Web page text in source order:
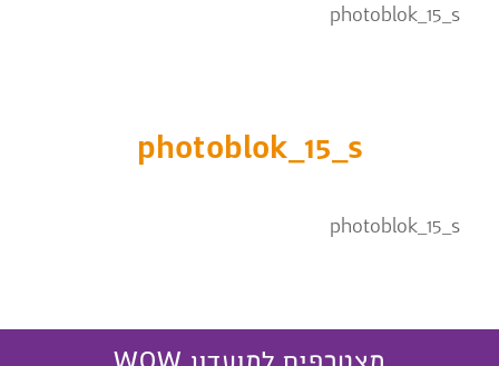
photoblok_15_s
photoblok_15_s
photoblok_15_s